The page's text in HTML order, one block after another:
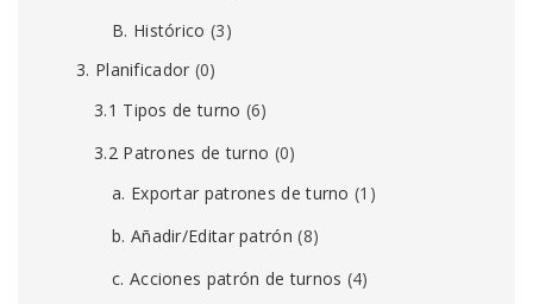
B. Histórico (3)
3. Planificador (0)
3.1 Tipos de turno (6)
3.2 Patrones de turno (0)
a. Exportar patrones de turno (1)
b. Añadir/Editar patrón (8)
c. Acciones patrón de turnos (4)